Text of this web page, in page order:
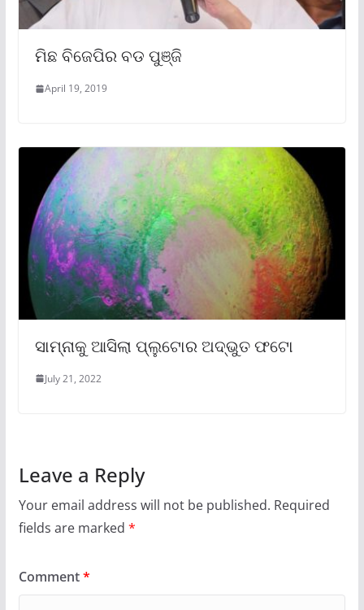
ମିଛ ବିଜେପିର ବଡ ପୁଞ୍ଜି
April 19, 2019
ସାମ୍ନାକୁ ଆସିଲା ପ୍ଲୁଟୋର ଅଦ୍ଭୁତ ଫଟୋ
July 21, 2022
Leave a Reply
Your email address will not be published. Required
fields are marked *
Comment*